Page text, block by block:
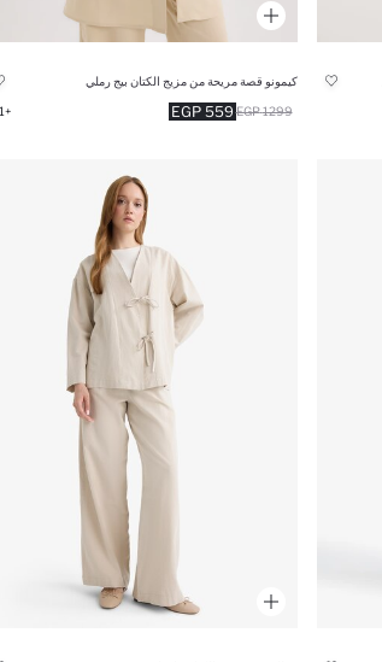
كيمونو قصة مريحة من مزيج الكتان بيج رملي
559 EGP 1299 EGP
+1